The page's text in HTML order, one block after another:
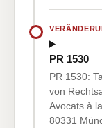
PR 1530
PR 1530:
von
Avocats à
80331